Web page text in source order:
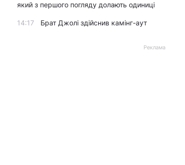
який з першого погляду долають одиниці
14:17 Брат Джолі здійснив камінг-аут
Реклама